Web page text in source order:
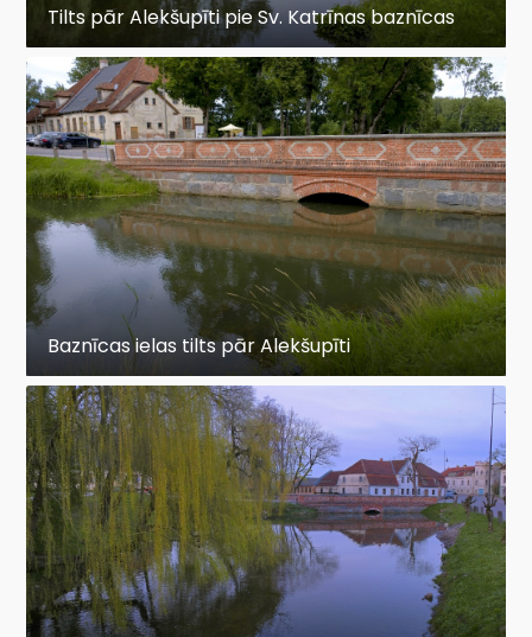
Tilts pār Alekšupīti pie Sv. Katrīnas baznīcas
Baznīcas ielas tilts pār Alekšupīti